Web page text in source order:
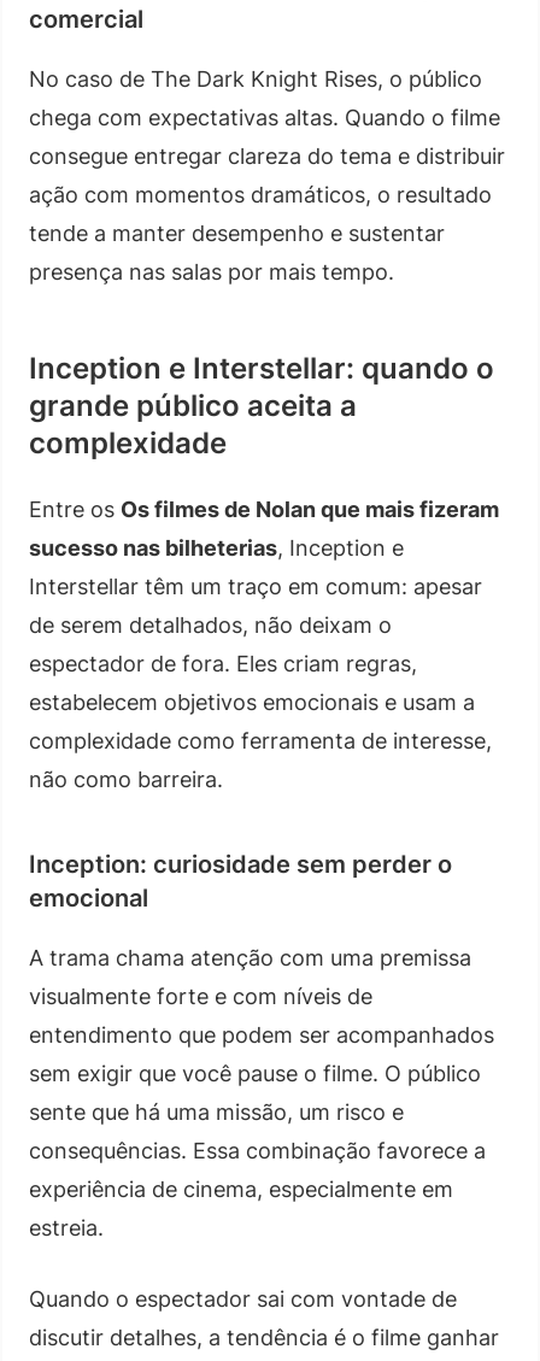
comercial
No caso de The Dark Knight Rises, o público
chega com expectativas altas. Quando o filme
consegue entregar clareza do tema e distribuir
ação com momentos dramáticos, o resultado
tende a manter desempenho e sustentar
presença nas salas por mais tempo.
Inception e Interstellar: quando o
grande público aceita a
complexidade
Entre os Os filmes de Nolan que mais fizeram
sucesso nas bilheterias, Inception e
Interstellar têm um traço em comum: apesar
de serem detalhados, não deixam o
espectador de fora. Eles criam regras,
estabelecem objetivos emocionais e usam a
complexidade como ferramenta de interesse,
não como barreira.
Inception: curiosidade sem perder o
emocional
A trama chama atenção com uma premissa
visualmente forte e com níveis de
entendimento que podem ser acompanhados
sem exigir que você pause o filme. O público
sente que há uma missão, um risco e
consequências. Essa combinação favorece a
experiência de cinema, especialmente em
estreia.
Quando o espectador sai com vontade de
discutir detalhes, a tendência é o filme ganhar